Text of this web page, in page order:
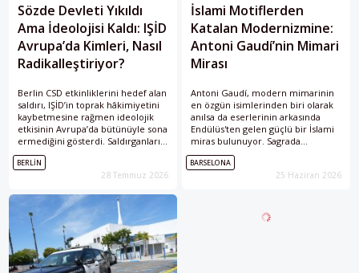
Sözde Devleti Yıkıldı
Ama İdeolojisi Kaldı: IŞİD
Avrupa’da Kimleri, Nasıl
Radikalleştiriyor?
Berlin CSD etkinliklerini hedef alan
saldırı, IŞİD’in toprak hâkimiyetini
kaybetmesine rağmen ideolojik
etkisinin Avrupa’da bütünüyle sona
ermediğini gösterdi. Saldırganların
toplumsal profilleri ve
radikalleşme süreçleri, terörle
mücadelede dinî kimliklerden
sosyoekonomik eşitsizliklere
odaklanılması gerektiğine işaret
ediyor.
BERLIN
28 Temmuz 2026
İslami Motiflerden
Katalan Modernizmine:
Antoni Gaudí’nin Mimari
Mirası
Antoni Gaudí, modern mimarinin
en özgün isimlerinden biri olarak
anılsa da eserlerinin arkasında
Endülüs'ten gelen güçlü bir İslami
miras bulunuyor. Sagrada
Familia'dan Park Güell'e uzanan
yapılarda Mağribi süslemeler,
Müdeccen sanatı ve İslam
Müslüman dünyasıyla yüzyıllara
yayılan tarihsel bağlarını da gözler
BARSELONA
25 Haziran 2026